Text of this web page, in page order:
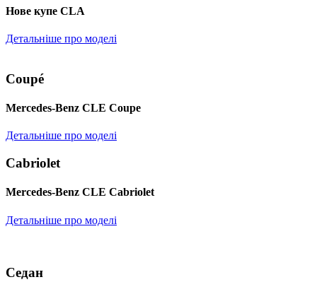
Нове купе CLA
Детальніше про моделі
Coupé
Mercedes-Benz CLE Coupe
Детальніше про моделі
Cabriolet
Mercedes-Benz CLE Cabriolet
Детальніше про моделі
Седан